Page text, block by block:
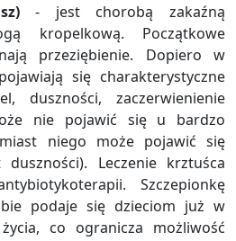
- jest chorobą zakaźną
kropelkową. Początkowe
przeziębienie. Dopiero w
się charakterystyczne
duszności, zaczerwienienie
nie pojawić się u bardzo
niego może pojawić się
Leczenie krztuśca
Szczepionkę
podaje się dzieciom już w
co ogranicza możliwość